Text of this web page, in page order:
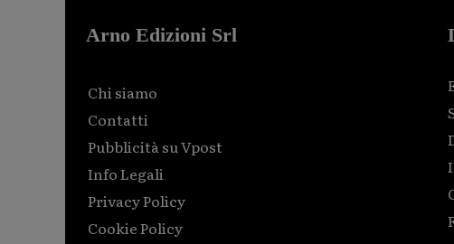
Arno Edizioni Srl
Chi siamo
Contatti
Pubblicità su Vpost
Info Legali
Privacy Policy
Cookie Policy